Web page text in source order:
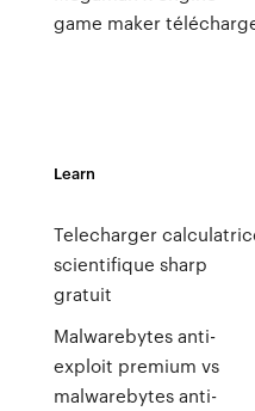
game maker
Learn
Telecharger
scientifique sharp
gratuit
Malwarebytes anti-
exploit premium vs
malwarebytes anti-